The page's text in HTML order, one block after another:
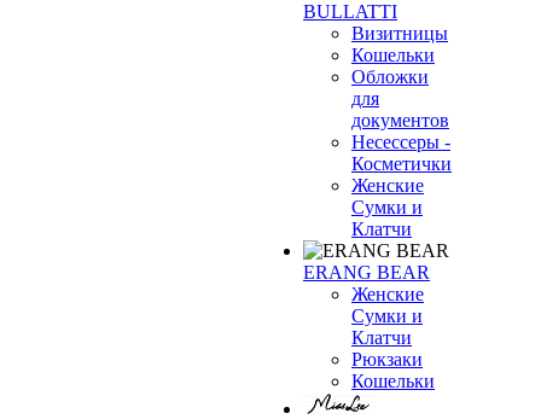
BULLATTI
Визитницы
Кошельки
Обложки
для
документов
Несессеры -
Косметички
Женские
Сумки и
Клатчи
ERANG BEAR
Женские
Сумки и
Клатчи
Рюкзаки
Кошельки